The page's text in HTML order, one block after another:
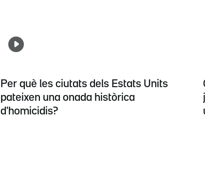
Per què les ciutats dels Estats Units
pateixen una onada històrica
d'homicidis?